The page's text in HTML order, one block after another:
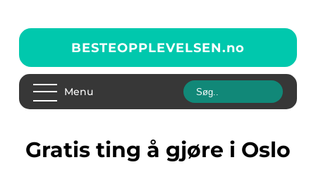
BESTEOPPLEVELSEN.no
Menu
Gratis ting å gjøre i Oslo